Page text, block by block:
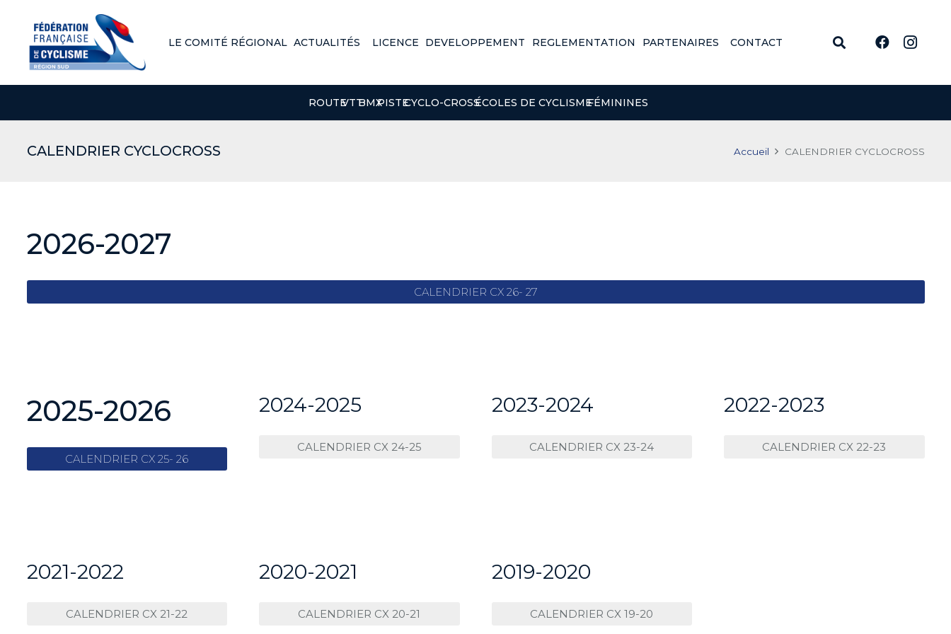
LE COMITÉ RÉGIONAL ACTUALITÉS LICENCE DEVELOPPEMENT REGLEMENTATION PARTENAIRES CONTACT
ROUTEVTTBMXPISTECYCLO-CROSSÉCOLES DE CYCLISMEFÉMININES
CALENDRIER CYCLOCROSS Accueil CALENDRIER CYCLOCROSS
2026-2027
CALENDRIER CX 26- 27
2025-2026
CALENDRIER CX 25- 26
2024-2025
CALENDRIER CX 24-25
2023-2024
CALENDRIER CX 23-24
2022-2023
CALENDRIER CX 22-23
2021-2022
CALENDRIER CX 21-22
2020-2021
CALENDRIER CX 20-21
2019-2020
CALENDRIER CX 19-20